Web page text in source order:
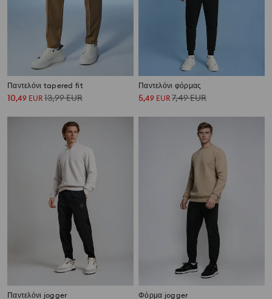
Παντελόνι tapered fit
10,49 EUR13,99EUR
Παντελόνι φόρμας
5,49 EUR7,49EUR
Παντελόνι jogger Φόρμα jogger